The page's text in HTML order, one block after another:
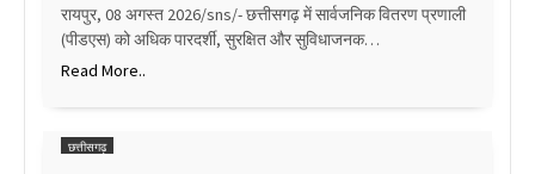
रायपुर, 08 अगस्त 2026/sns/- छत्तीसगढ़ में सार्वजनिक वितरण प्रणाली
(पीडएस) को अधिक पारदर्शी, सुरक्षित और सुविधाजनक…
Read More..
छत्तीसगढ़